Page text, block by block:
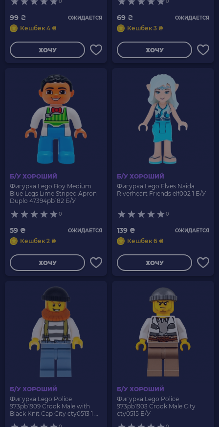
99 ₴ ОЖИДАЕТСЯ
Кешбек 4 ₴
ХОЧУ
69 ₴ ОЖИДАЕТСЯ
Кешбек 3 ₴
ХОЧУ
Б/У ХОРОШИЙ
Фигурка Lego Boy Medium
Blue Legs Lime Striped Apron
Duplo 47394pb182 Б/У
0
59 ₴ ОЖИДАЕТСЯ
Кешбек 2 ₴
ХОЧУ
Б/У ХОРОШИЙ
Фигурка Lego Elves Naida
Riverheart Friends elf002 1 Б/У
0
139 ₴ ОЖИДАЕТСЯ
Кешбек 6 ₴
ХОЧУ
Б/У ХОРОШИЙ
Фигурка Lego Police
973pb1909 Crook Male with
Black Knit Cap City cty0513 1 Б/
Б/У ХОРОШИЙ
Фигурка Lego Police
973pb1903 Crook Male City
cty0515 Б/У